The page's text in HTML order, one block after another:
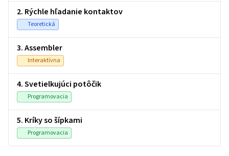
2. Rýchle hľadanie kontaktov
Teoretická
3. Assembler
Interaktívna
4. Svetielkujúci potôčik
Programovacia
5. Kríky so šípkami
Programovacia